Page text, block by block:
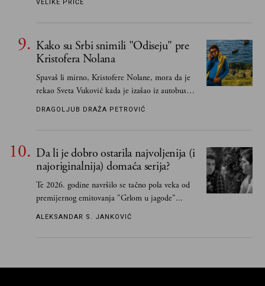
VELIKE PRIČE
Kako su Srbi snimili "Odiseju" pre
Kristofera Nolana
Spavaš li mirno, Kristofere Nolane, mora da je
rekao Sveta Vuković kada je izašao iz autobusa i
čim je stigao kući pozvao Vojkana
DRAGOLJUB DRAŽA PETROVIĆ
Da li je dobro ostarila najvoljenija (i
najoriginalnija) domaća serija?
Te 2026. godine navršilo se tačno pola veka od
premijernog emitovanja "Grlom u jagode"...
ALEKSANDAR S. JANKOVIĆ